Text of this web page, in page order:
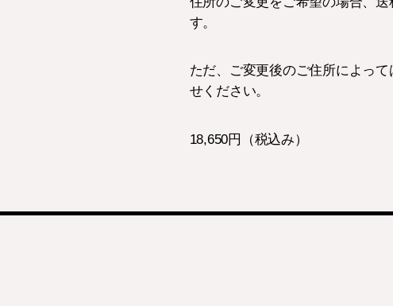
す。
ただ、ご変更後のご住所によっ
せください。
18,650円（税込み）